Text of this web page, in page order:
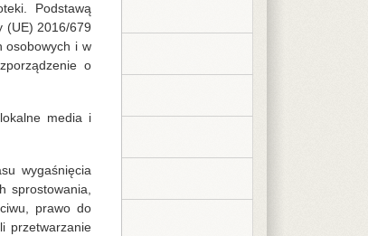
- Filia nr 1
- Filia nr 2
Podstawą
(UE) 2016/679
osobowych i w
o
media i
wygaśnięcia
sprostowania,
prawo do
przetwarzanie